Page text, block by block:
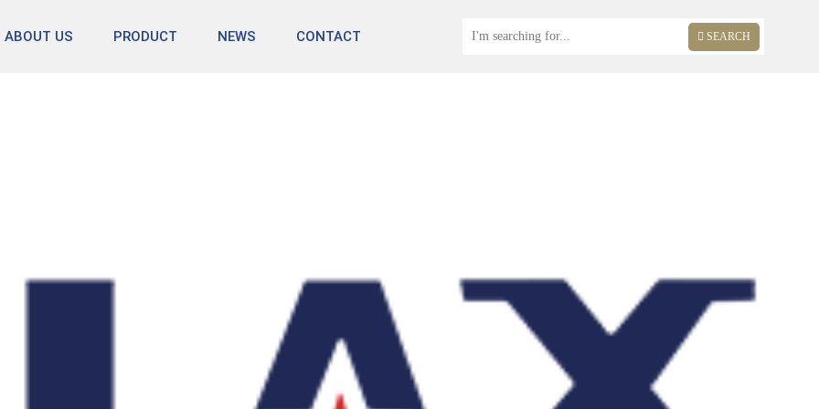
ABOUT US PRODUCT NEWS CONTACT SEARCH